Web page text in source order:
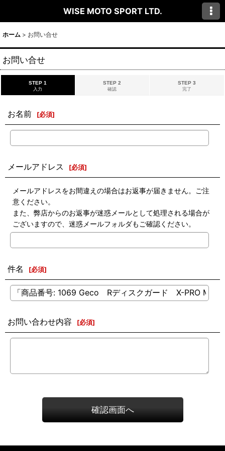
WISE MOTO SPORT LTD.
ホーム > お問い合せ
お問い合せ
STEP 1
入力
STEP 2
確認
STEP 3
完了
お名前 [必須]
メールアドレス [必須]
メールアドレスをお間違えの場合はお返事が届きません。ご注
意ください。
また、弊店からのお返事が迷惑メールとして処理される場合が
ございますので、迷惑メールフォルダもご確認ください。
件名 [必須]
お問い合わせ内容 [必須]
確認画面へ